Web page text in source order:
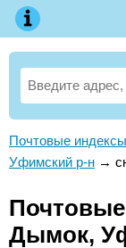
Почтовые
Уфимский р-н →
Дымок,